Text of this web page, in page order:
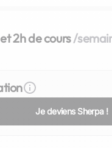
2h de cours/
Je deviens Sherpa !